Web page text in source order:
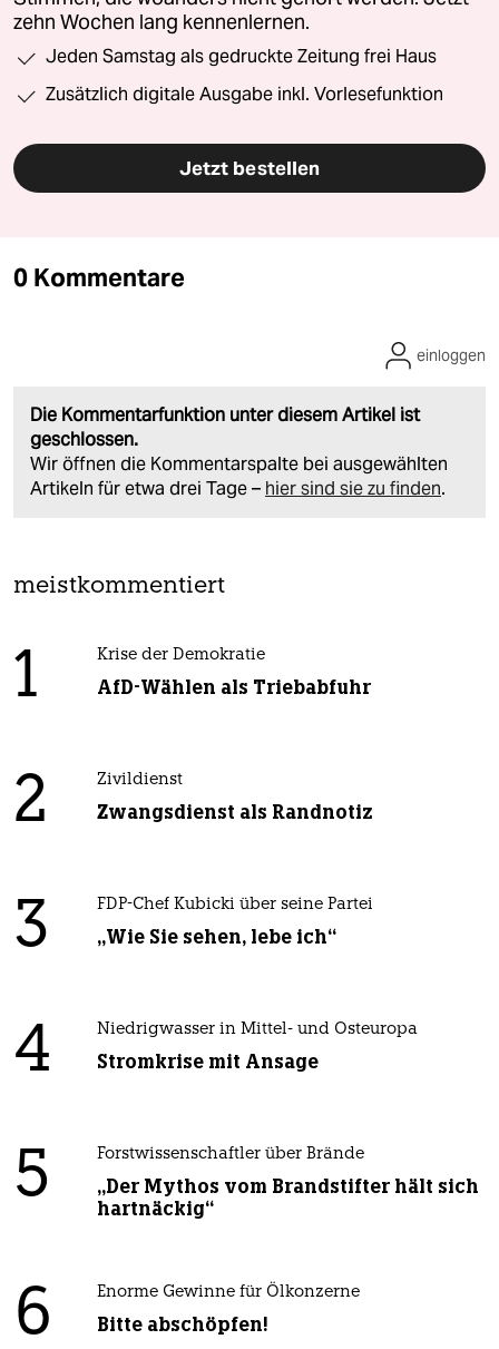
zehn Wochen lang kennenlernen.
Jeden Samstag als gedruckte Zeitung frei Haus
Zusätzlich digitale Ausgabe inkl. Vorlesefunktion
Jetzt bestellen
0 Kommentare
Die Kommentarfunktion unter diesem Artikel ist
geschlossen.
Wir öffnen die Kommentarspalte bei ausgewählten
Artikeln für etwa drei Tage – hier sind sie zu finden.
einloggen
meistkommentiert
1 Krise der Demokratie
AfD-Wählen als Triebabfuhr
2 Zivildienst
Zwangsdienst als Randnotiz
3 FDP-Chef Kubicki über seine Partei
„Wie Sie sehen, lebe ich“
4 Niedrigwasser in Mittel- und Osteuropa
Stromkrise mit Ansage
5 Forstwissenschaftler über Brände
„Der Mythos vom Brandstifter hält sich
hartnäckig“
6 Enorme Gewinne für Ölkonzerne
Bitte abschöpfen!